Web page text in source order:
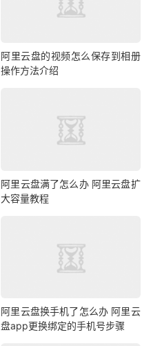
阿里云盘的视频怎么保存到相册
操作方法介绍
阿里云盘满了怎么办 阿里云盘扩
大容量教程
阿里云盘换手机了怎么办 阿里云
盘app更换绑定的手机号步骤